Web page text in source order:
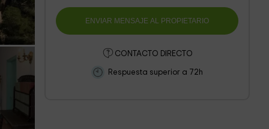
CONTACTO DIRECTO
Respuesta superior a 72h